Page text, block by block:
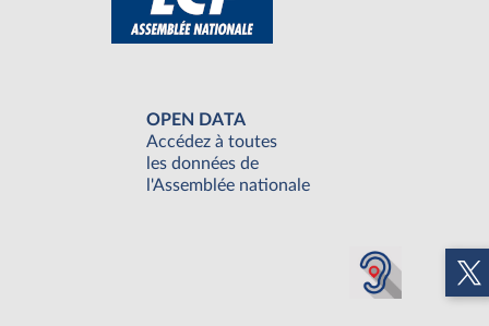
OPEN DATA
Accédez à toutes
les données de
l'Assemblée nationale